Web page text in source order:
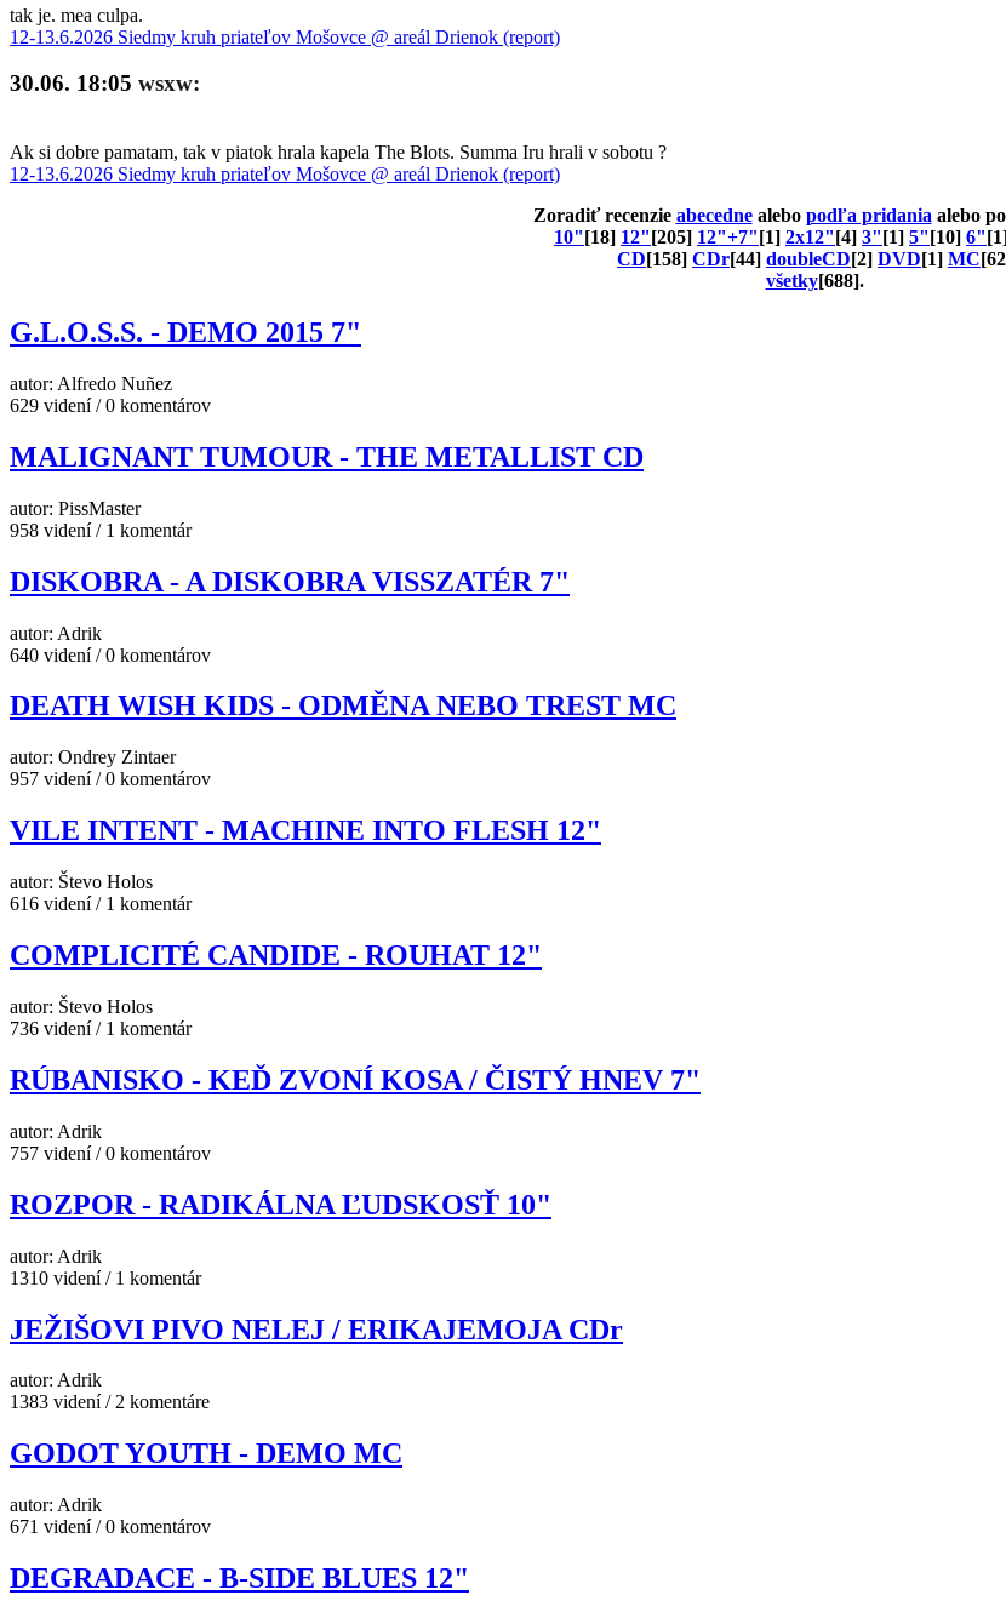
tak je. mea culpa.
12-13.6.2026 Siedmy kruh priateľov Mošovce @ areál Drienok (report)
30.06. 18:05 wsxw:
Ak si dobre pamatam, tak v piatok hrala kapela The Blots. Summa Iru hrali v sobotu ?
12-13.6.2026 Siedmy kruh priateľov Mošovce @ areál Drienok (report)
Zoradiť recenzie abecednealebo podľa pridania alebo
10"[18] 12"[205] 12"+7"[1] 2x12"[4] 3"[1] 5"[10] 6"
CD[158] CDr[44] doubleCD[2] DVD[1] MC
všetky[688].
G.L.O.S.S. - DEMO 2015 7"
autor: Alfredo Nuñez
629 videní / 0 komentárov
MALIGNANT TUMOUR - THE METALLIST CD
autor: PissMaster
958 videní / 1 komentár
DISKOBRA - A DISKOBRA VISSZATÉR 7"
autor: Adrik
640 videní / 0 komentárov
DEATH WISH KIDS - ODMĚNA NEBO TREST MC
autor: Ondrey Zintaer
957 videní / 0 komentárov
VILE INTENT - MACHINE INTO FLESH 12"
autor: Števo Holos
616 videní / 1 komentár
COMPLICITÉ CANDIDE - ROUHAT 12"
autor: Števo Holos
736 videní / 1 komentár
RÚBANISKO - KEĎ ZVONÍ KOSA / ČISTÝ HNEV 7"
autor: Adrik
757 videní / 0 komentárov
ROZPOR - RADIKÁLNA ĽUDSKOSŤ 10"
autor: Adrik
1310 videní / 1 komentár
JEŽIŠOVI PIVO NELEJ / ERIKAJEMOJA CDr
autor: Adrik
1383 videní / 2 komentáre
GODOT YOUTH - DEMO MC
autor: Adrik
671 videní / 0 komentárov
DEGRADACE - B-SIDE BLUES 12"